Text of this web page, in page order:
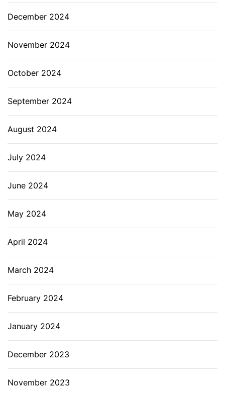
December 2024
November 2024
October 2024
September 2024
August 2024
July 2024
June 2024
May 2024
April 2024
March 2024
February 2024
January 2024
December 2023
November 2023